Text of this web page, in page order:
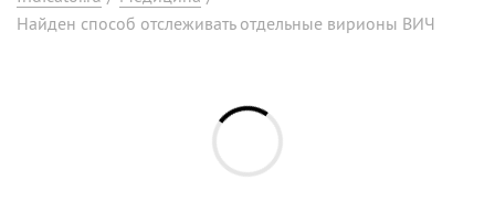
Найден способ отслеживать отдельные вирионы ВИЧ